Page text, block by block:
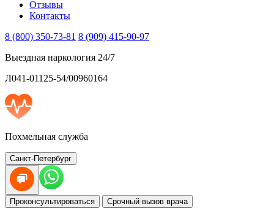
Отзывы
Контакты
8 (800) 350-73-81 8 (909) 415-90-97
Выездная наркология 24/7
Л041-01125-54/00960164
Похмельная служба
Санкт-Петербург
Проконсультироваться Срочный вызов врача